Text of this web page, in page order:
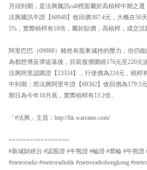
月頭到期，是法興騰訊call裡面屬於高槓桿中期之選
法興騰訊牛證【60949】收回價387.4元，大概在50
5%，實際槓桿有18倍，屬於貼價，高槓桿，成交活
阿里巴巴（09988）雖然有股東減持的壓力，但仍
為都想博反彈追落後，目前股價圍繞176元至220元
法興阿里認購證【23324】，行使價為224元，槓桿
中到期；而法興阿里牛證【69382】收回價為179.5
期日為今年10月底，實際槓桿有13.2倍。
「#法興」主頁：http://hk.warrants.com/
=================
#新城財經台 #認股證 #牛熊證 #輪證 #窩輪 #牛熊證
#metroradio #metroradiohk #metroradiohongkong